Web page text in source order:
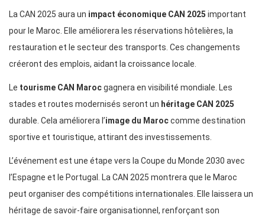
La CAN 2025 aura un impact économique CAN 2025 important
pour le Maroc. Elle améliorera les réservations hôtelières, la
restauration et le secteur des transports. Ces changements
créeront des emplois, aidant la croissance locale.
Le tourisme CAN Marocgagnera en visibilité mondiale. Les
stades et routes modernisés seront un héritage CAN 2025
durable. Cela améliorera l’image du Maroccomme destination
sportive et touristique, attirant des investissements.
L’événement est une étape vers la Coupe du Monde 2030 avec
l’Espagne et le Portugal. La CAN 2025 montrera que le Maroc
peut organiser des compétitions internationales. Elle laissera un
héritage de savoir-faire organisationnel, renforçant son